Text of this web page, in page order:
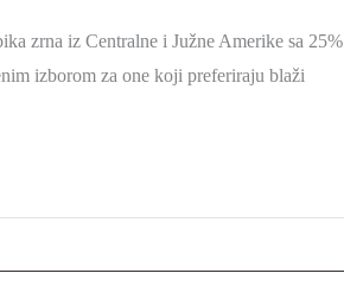
zrna iz Centralne i Južne Amerike sa 25%
izborom za one koji preferiraju blaži